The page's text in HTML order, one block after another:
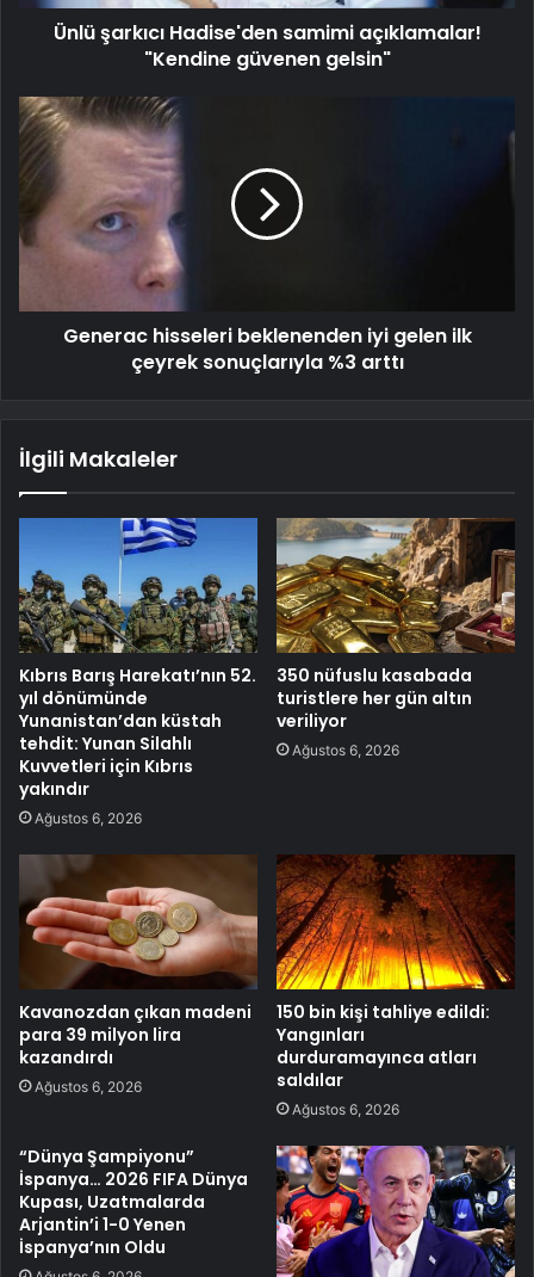
Ünlü şarkıcı Hadise'den samimi açıklamalar!
"Kendine güvenen gelsin"
Generac hisseleri beklenenden iyi gelen ilk
çeyrek sonuçlarıyla %3 arttı
İlgili Makaleler
Kıbrıs Barış Harekatı’nın 52.
yıl dönümünde
Yunanistan’dan küstah
tehdit: Yunan Silahlı
Kuvvetleri için Kıbrıs
yakındır
Ağustos 6, 2026
350 nüfuslu kasabada
turistlere her gün altın
veriliyor
Ağustos 6, 2026
Kavanozdan çıkan madeni
para 39 milyon lira
kazandırdı
Ağustos 6, 2026
150 bin kişi tahliye edildi:
Yangınları
durduramayınca atları
saldılar
Ağustos 6, 2026
“Dünya Şampiyonu”
İspanya… 2026 FIFA Dünya
Kupası, Uzatmalarda
Arjantin’i 1-0 Yenen
İspanya’nın Oldu